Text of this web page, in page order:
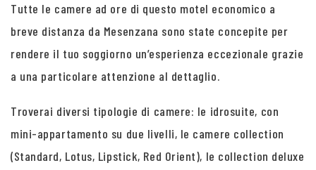
Tutte le camere ad ore di questo motel economico a
breve distanza da Mesenzana sono state concepite per
rendere il tuo soggiorno un’esperienza eccezionale grazie
a una particolare attenzione al dettaglio.
Troverai diversi tipologie di camere: le idrosuite, con
mini-appartamento su due livelli, le camere collection
(Standard, Lotus, Lipstick, Red Orient), le collection deluxe